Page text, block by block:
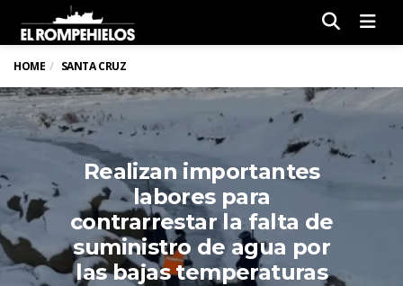
HOME SANTA CRUZ
Realizan importantes
labores para
contrarrestar la falta de
suministro de agua por
las bajas temperaturas